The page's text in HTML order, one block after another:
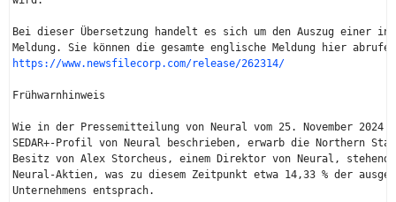
Bei dieser Übersetzung handelt es sich um den Auszug einer
https://www.newsfilecorp.com/release/262314/
Frühwarnhinweis
Wie in der Pressemitteilung von Neural vom 25. November
SEDAR+-Profil von Neural beschrieben, erwarb die Northern
Besitz von Alex Storcheus, einem Direktor von Neural,
Neural-Aktien, was zu diesem Zeitpunkt etwa 14,33 % der
Unternehmens entsprach.